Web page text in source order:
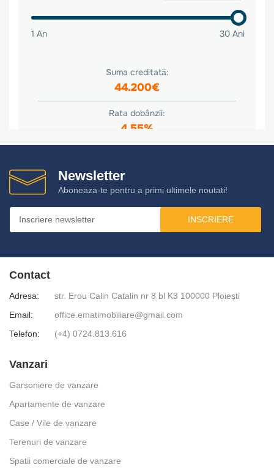
Newsletter
Aboneaza-te pentru a primi ultimele noutati!
INSCRIERE
Contact
Adresa:
str. Erou Calin Catalin nr 8 bl K3 100000 Ploiești
Email:
office.ematimobiliare@gmail.com
Telefon:
(+4) 0724.813.616
Vanzari
Garsoniere de vanzare
Apartamente de vanzare
Case / Vile de vanzare
Terenuri de vanzare
Spatii comerciale de vanzare